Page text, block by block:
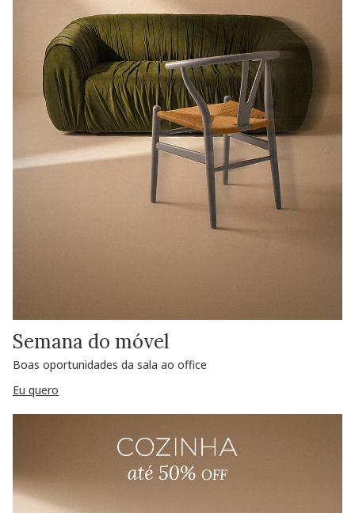
Semana do móvel
Boas oportunidades da sala ao office
Eu quero